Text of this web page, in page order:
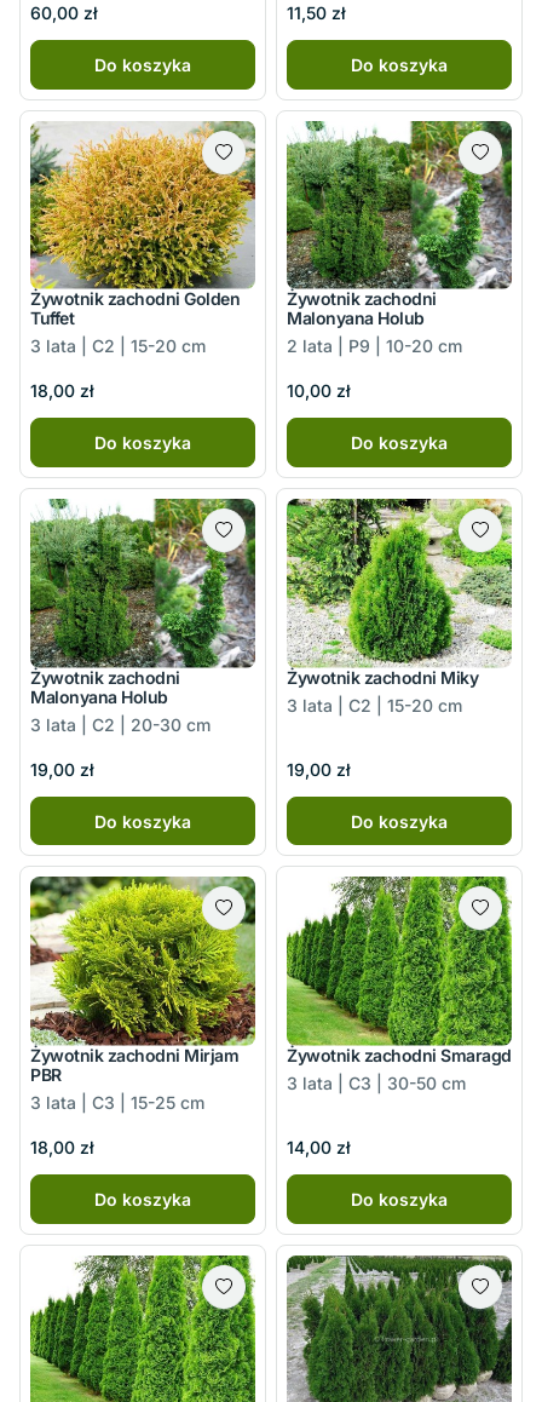
60,00 zł
Do koszyka
11,50 zł
Do koszyka
Żywotnik zachodni Golden
Tuffet
3 lata | C2 | 15-20 cm
18,00 zł
Do koszyka
Żywotnik zachodni
Malonyana Holub
2 lata | P9 | 10-20 cm
10,00 zł
Do koszyka
Żywotnik zachodni
Malonyana Holub
3 lata | C2 | 20-30 cm
19,00 zł
Do koszyka
Żywotnik zachodni Miky
3 lata | C2 | 15-20 cm
19,00 zł
Do koszyka
Żywotnik zachodni Mirjam
PBR
3 lata | C3 | 15-25 cm
18,00 zł
Do koszyka
Żywotnik zachodni Smaragd
3 lata | C3 | 30-50 cm
14,00 zł
Do koszyka